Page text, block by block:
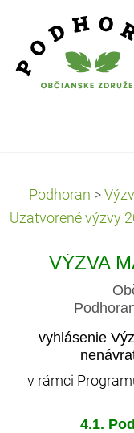
Podhoran >
Uzatvorené výzvy
VÝZVA
vyhlásenie
v rámci
4.1.